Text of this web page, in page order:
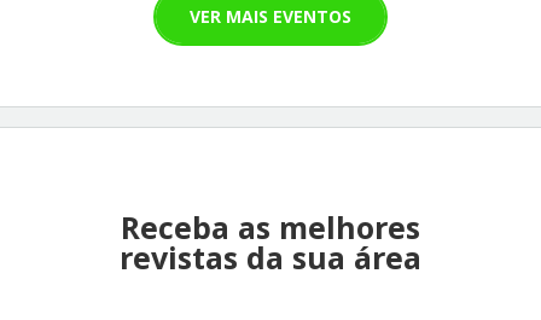
VER MAIS EVENTOS
Receba as melhores
revistas da sua área